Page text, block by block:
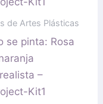
de Artes Plásticas
se pinta: Rosa
–
Kit1